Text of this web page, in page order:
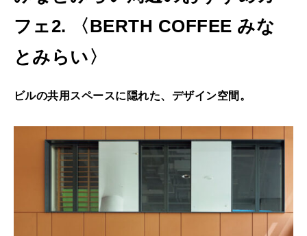
フェ2. 〈BERTH COFFEE みな
とみらい〉
ビルの共用スペースに隠れた、デザイン空間。